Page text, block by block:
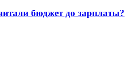
бюджет до зарплаты?